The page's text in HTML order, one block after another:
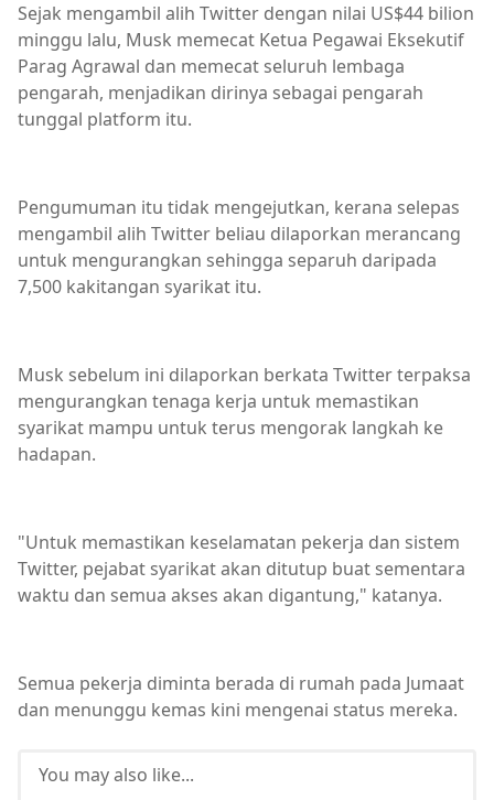
Sejak mengambil alih Twitter dengan nilai US$44 bilion
minggu lalu, Musk memecat Ketua Pegawai Eksekutif
Parag Agrawal dan memecat seluruh lembaga
pengarah, menjadikan dirinya sebagai pengarah
tunggal platform itu.
Pengumuman itu tidak mengejutkan, kerana selepas
mengambil alih Twitter beliau dilaporkan merancang
untuk mengurangkan sehingga separuh daripada
7,500 kakitangan syarikat itu.
Musk sebelum ini dilaporkan berkata Twitter terpaksa
mengurangkan tenaga kerja untuk memastikan
syarikat mampu untuk terus mengorak langkah ke
hadapan.
"Untuk memastikan keselamatan pekerja dan sistem
Twitter, pejabat syarikat akan ditutup buat sementara
waktu dan semua akses akan digantung," katanya.
Semua pekerja diminta berada di rumah pada Jumaat
dan menunggu kemas kini mengenai status mereka.
You may also like...